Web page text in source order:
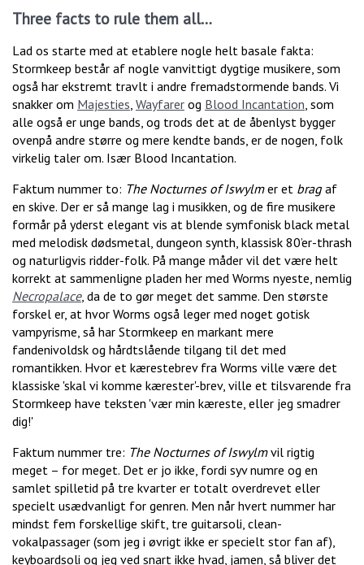
Three facts to rule them all…
Lad os starte med at etablere nogle helt basale fakta:
Stormkeep består af nogle vanvittigt dygtige musikere, som
også har ekstremt travlt i andre fremadstormende bands. Vi
snakker om Majesties, Wayfarer og Blood Incantation, som
alle også er unge bands, og trods det at de åbenlyst bygger
ovenpå andre større og mere kendte bands, er de nogen, folk
virkelig taler om. Især Blood Incantation.
Faktum nummer to: The Nocturnes of Iswylmer et bragaf
en skive. Der er så mange lag i musikken, og de fire musikere
formår på yderst elegant vis at blende symfonisk black metal
med melodisk dødsmetal, dungeon synth, klassisk 80’er-thrash
og naturligvis ridder-folk. På mange måder vil det være helt
korrekt at sammenligne pladen her med Worms nyeste, nemlig
Necropalace, da de to gør meget det samme. Den største
forskel er, at hvor Worms også leger med noget gotisk
vampyrisme, så har Stormkeep en markant mere
fandenivoldsk og hårdtslående tilgang til det med
romantikken. Hvor et kærestebrev fra Worms ville være det
klassiske 'skal vi komme kærester'-brev, ville et tilsvarende fra
Stormkeep have teksten 'vær min kæreste, eller jeg smadrer
dig!'
Faktum nummer tre: The Nocturnes of Iswylmvil rigtig
meget – for meget. Det er jo ikke, fordi syv numre og en
samlet spilletid på tre kvarter er totalt overdrevet eller
specielt usædvanligt for genren. Men når hvert nummer har
mindst fem forskellige skift, tre guitarsoli, clean-
vokalpassager (som jeg i øvrigt ikke er specielt stor fan af),
keyboardsoli og jeg ved snart ikke hvad, jamen, så bliver det